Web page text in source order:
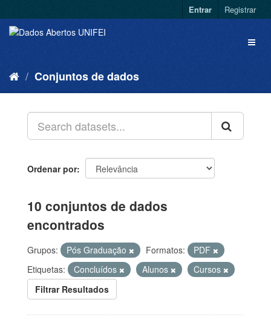
Entrar Registrar
Conjuntos de dados
Ordenar por
10 conjuntos de dados
encontrados
Grupos: Pós Graduação Formatos:
PDF
Etiquetas:
Concluídos Alunos
Cursos
Filtrar Resultados